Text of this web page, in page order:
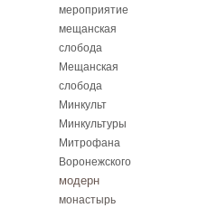
мероприятие
мещанская
слобода
Мещанская
слобода
Минкульт
Минкультуры
Митрофана
Воронежского
модерн
монастырь